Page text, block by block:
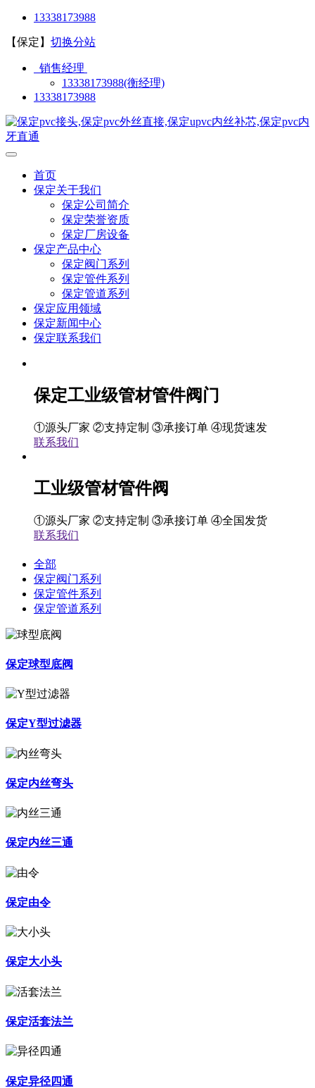
13338173988
【保定】 切换分站
销售经理
13338173988(衡经理)
13338173988
首页
保定关于我们
保定公司简介
保定荣誉资质
保定厂房设备
保定产品中心
保定阀门系列
保定管件系列
保定管道系列
保定应用领域
保定新闻中心
保定联系我们
保定工业级管材管件阀门
①源头厂家 ②支持定制 ③承接订单 ④现货速发
联系我们
工业级管材管件阀
①源头厂家 ②支持定制 ③承接订单 ④全国发货
联系我们
全部
保定阀门系列
保定管件系列
保定管道系列
保定球型底阀
保定Y型过滤器
保定内丝弯头
保定内丝三通
保定由令
保定大小头
保定活套法兰
保定异径四通